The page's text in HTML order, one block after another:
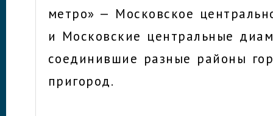
метро» — Московское
и Московские центральные
соединившие разные районы
пригород.